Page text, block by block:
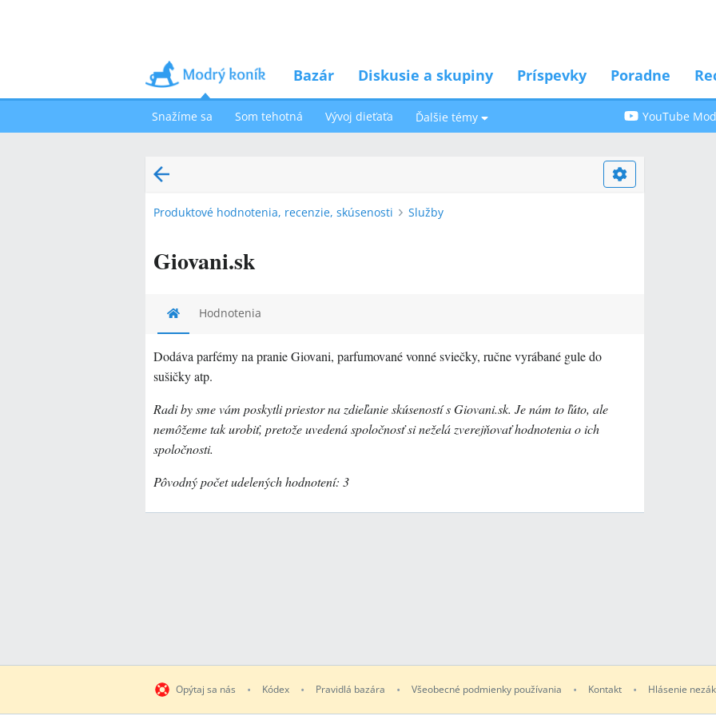
Bazár Diskusie a skupiny Príspevky Poradne
Snažíme sa Som tehotná Vývoj dieťaťa Ďalšie témy YouTube
Produktové hodnotenia, recenzie, skúsenosti Služby
Giovani.sk
Hodnotenia
Dodáva parfémy na pranie Giovani, parfumované vonné sviečky, ručne vyrábané gule do
sušičky atp.
Radi by sme vám poskytli priestor na zdieľanie skúseností s Giovani.sk. Je nám to ľúto, ale
nemôžeme tak urobiť, pretože uvedená spoločnosť si neželá zverejňovať hodnotenia o ich
spoločnosti.
Pôvodný počet udelených hodnotení: 3
Opýtaj sa nás Kódex Pravidlá bazára Všeobecné podmienky používania Kontakt Hlásenie